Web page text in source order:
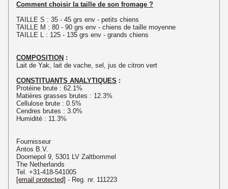
Comment choisir la taille de son fromage ?
TAILLE S : 35 - 45 grs env - petits chiens
TAILLE M : 80 - 90 grs env - chiens de taille moyenne
TAILLE L : 125 - 135 grs env - grands chiens
COMPOSITION :
Lait de Yak, lait de vache, sel, jus de citron vert
CONSTITUANTS ANALYTIQUES :
Protéine brute : 62.1%
Matières grasses brutes : 12.3%
Cellulose brute : 0.5%
Cendres brutes : 3.0%
Humidité : 11.3%
Fournisseur
Antos B.V.
Doornepol 9, 5301 LV Zaltbommel
The Netherlands
Tel. +31-418-541005
[email protected] - Reg. nr. 111223